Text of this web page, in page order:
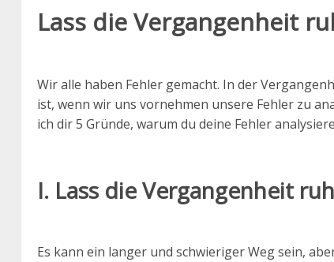
Lass die Vergangenheit
Wir alle haben Fehler gemacht. In der
ist, wenn wir uns vornehmen unsere Fehler zu
ich dir 5 Gründe, warum du deine Fehler
I. Lass die Vergangenheit
Es kann ein langer und schwieriger Weg sein,